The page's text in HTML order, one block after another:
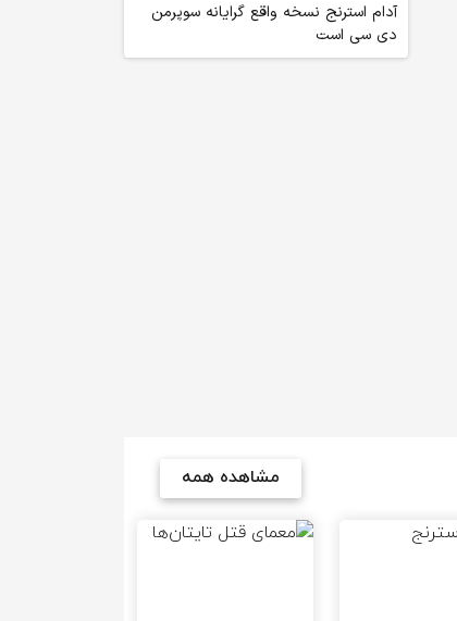
آدام استرنج نسخه واقع گرایانه سوپرمن
دی سی است
مشاهده همه